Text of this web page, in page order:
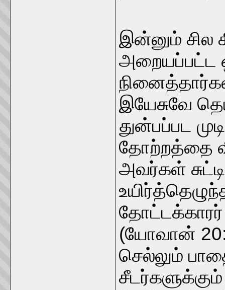
இன்னும் சில
அறையப்பட்ட
இயேசுவே
துன்பப்பட
தோற்றத்தை
அவர்கள்
(யோவான் 20:
செல்லும்